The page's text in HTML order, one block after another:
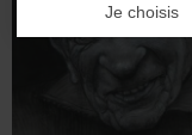
Je choisis